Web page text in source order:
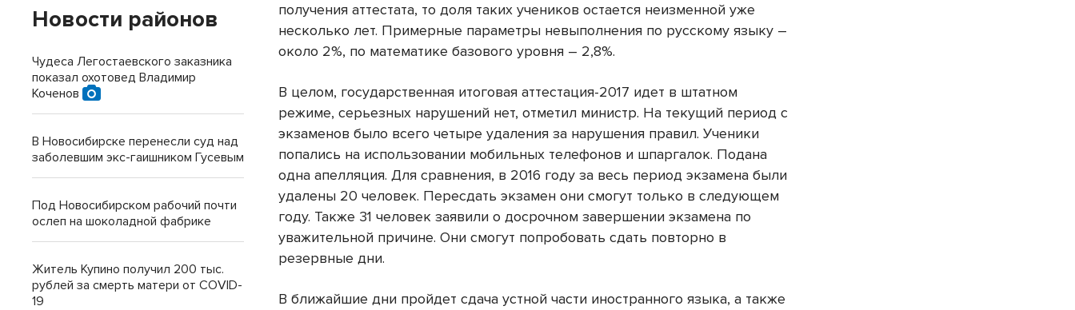
получения аттестата, то доля таких учеников остается неизменной уже
несколько лет. Примерные параметры невыполнения по русскому языку –
около 2%, по математике базового уровня – 2,8%.
В целом, государственная итоговая аттестация-2017 идет в штатном
режиме, серьезных нарушений нет, отметил министр. На текущий период с
экзаменов было всего четыре удаления за нарушения правил. Ученики
попались на использовании мобильных телефонов и шпаргалок. Подана
одна апелляция. Для сравнения, в 2016 году за весь период экзамена были
удалены 20 человек. Пересдать экзамен они смогут только в следующем
году. Также 31 человек заявили о досрочном завершении экзамена по
уважительной причине. Они смогут попробовать сдать повторно в
резервные дни.
В ближайшие дни пройдет сдача устной части иностранного языка, а также
Новости районов
Чудеса Легостаевского заказника
показал охотовед Владимир
Коченов
В Новосибирске перенесли суд над
заболевшим экс-гаишником Гусевым
Под Новосибирском рабочий почти
ослеп на шоколадной фабрике
Житель Купино получил 200 тыс.
рублей за смерть матери от COVID-
19